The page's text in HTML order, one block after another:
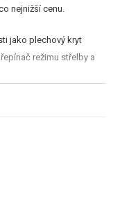
nejnižší cenu.
jako plechový kryt
režimu střelby a
celokovovým
kompatibilní se